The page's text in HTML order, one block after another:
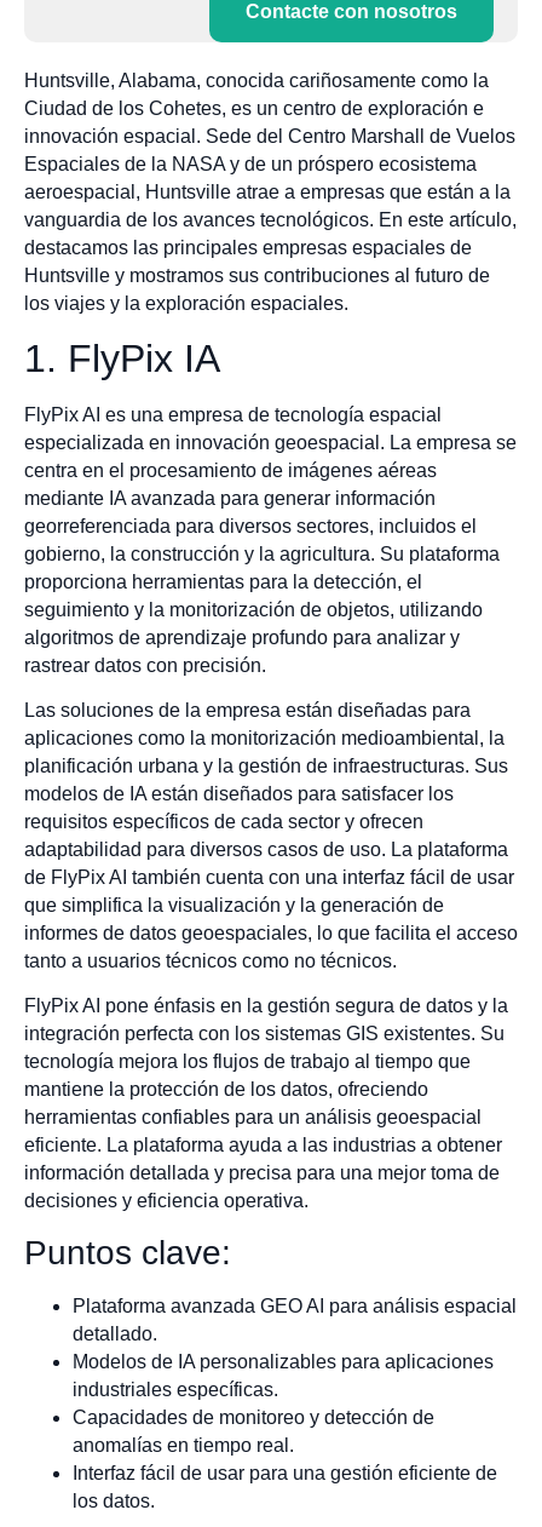
Contacte con nosotros
Huntsville, Alabama, conocida cariñosamente como la
Ciudad de los Cohetes, es un centro de exploración e
innovación espacial. Sede del Centro Marshall de Vuelos
Espaciales de la NASA y de un próspero ecosistema
aeroespacial, Huntsville atrae a empresas que están a la
vanguardia de los avances tecnológicos. En este artículo,
destacamos las principales empresas espaciales de
Huntsville y mostramos sus contribuciones al futuro de
los viajes y la exploración espaciales.
1. FlyPix IA
FlyPix AI es una empresa de tecnología espacial
especializada en innovación geoespacial. La empresa se
centra en el procesamiento de imágenes aéreas
mediante IA avanzada para generar información
georreferenciada para diversos sectores, incluidos el
gobierno, la construcción y la agricultura. Su plataforma
proporciona herramientas para la detección, el
seguimiento y la monitorización de objetos, utilizando
algoritmos de aprendizaje profundo para analizar y
rastrear datos con precisión.
Las soluciones de la empresa están diseñadas para
aplicaciones como la monitorización medioambiental, la
planificación urbana y la gestión de infraestructuras. Sus
modelos de IA están diseñados para satisfacer los
requisitos específicos de cada sector y ofrecen
adaptabilidad para diversos casos de uso. La plataforma
de FlyPix AI también cuenta con una interfaz fácil de usar
que simplifica la visualización y la generación de
informes de datos geoespaciales, lo que facilita el acceso
tanto a usuarios técnicos como no técnicos.
FlyPix AI pone énfasis en la gestión segura de datos y la
integración perfecta con los sistemas GIS existentes. Su
tecnología mejora los flujos de trabajo al tiempo que
mantiene la protección de los datos, ofreciendo
herramientas confiables para un análisis geoespacial
eficiente. La plataforma ayuda a las industrias a obtener
información detallada y precisa para una mejor toma de
decisiones y eficiencia operativa.
Puntos clave:
Plataforma avanzada GEO AI para análisis espacial
detallado.
Modelos de IA personalizables para aplicaciones
industriales específicas.
Capacidades de monitoreo y detección de
anomalías en tiempo real.
Interfaz fácil de usar para una gestión eficiente de
los datos.